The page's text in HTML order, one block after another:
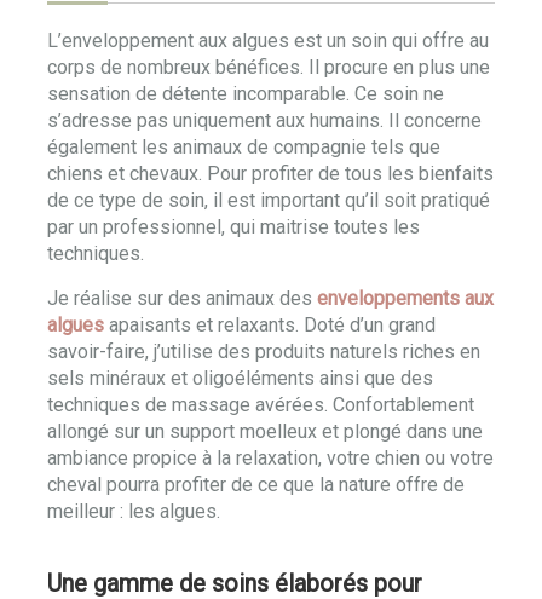
L’enveloppement aux algues est un soin qui offre au
corps de nombreux bénéfices. Il procure en plus une
sensation de détente incomparable. Ce soin ne
s’adresse pas uniquement aux humains. Il concerne
également les animaux de compagnie tels que
chiens et chevaux. Pour profiter de tous les bienfaits
de ce type de soin, il est important qu’il soit pratiqué
par un professionnel, qui maitrise toutes les
techniques.
Je réalise sur des animaux des enveloppements aux
algues apaisants et relaxants. Doté d’un grand
savoir-faire, j’utilise des produits naturels riches en
sels minéraux et oligoéléments ainsi que des
techniques de massage avérées. Confortablement
allongé sur un support moelleux et plongé dans une
ambiance propice à la relaxation, votre chien ou votre
cheval pourra profiter de ce que la nature offre de
meilleur : les algues.
Une gamme de soins élaborés pour